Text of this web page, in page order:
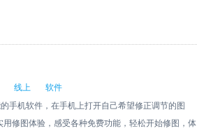
线上
软件
手机软件，在手机上打开自己希望修正调节的图
修图体验，感受各种免费功能，轻松开始修图，体